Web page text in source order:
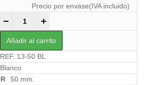
Precio por envase(IVA incluido)
Añadir al carrito
REF. 13-50 BL
Blanco
50 mm.